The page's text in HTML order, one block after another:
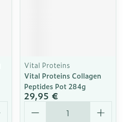
Vital Proteins
Vital Proteins Collagen
Peptides Pot 284g
29,95 €
Quantité